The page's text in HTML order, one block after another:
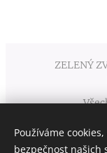
ZELENÝ
Používáme
bezpečnost našich